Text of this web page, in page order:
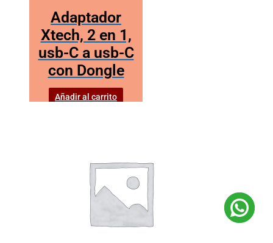
Adaptador
Xtech, 2 en 1,
usb-C a usb-C
con Dongle
Añadir al carrito